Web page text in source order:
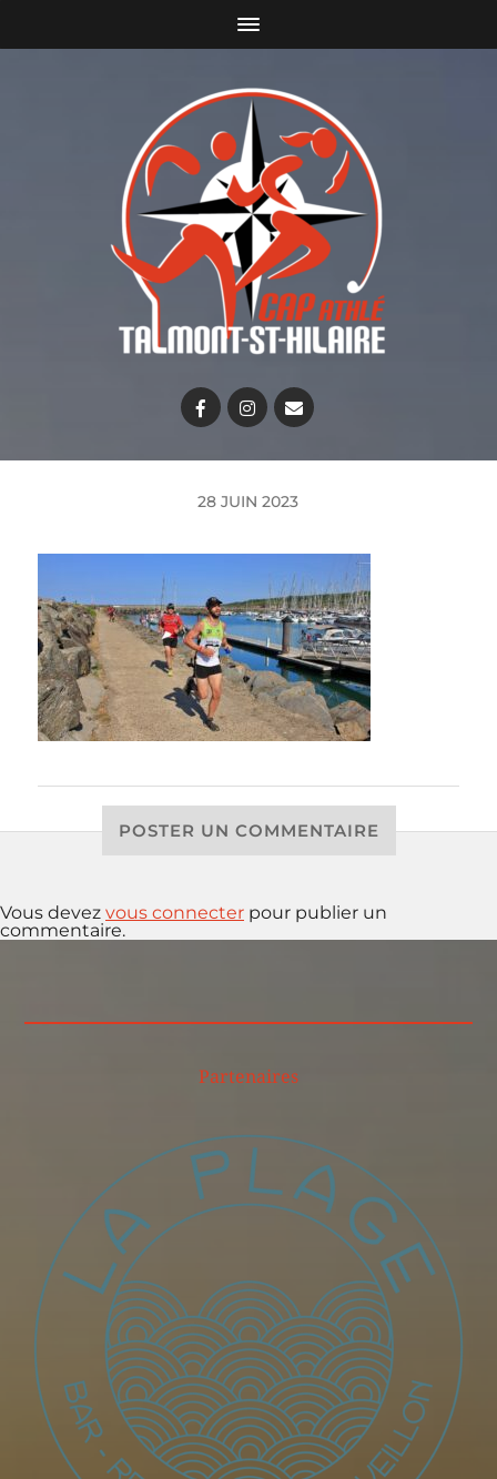
28 JUIN 2023
POSTER UN COMMENTAIRE
Vous devez vous connecter pour publier un
commentaire.
Partenaires